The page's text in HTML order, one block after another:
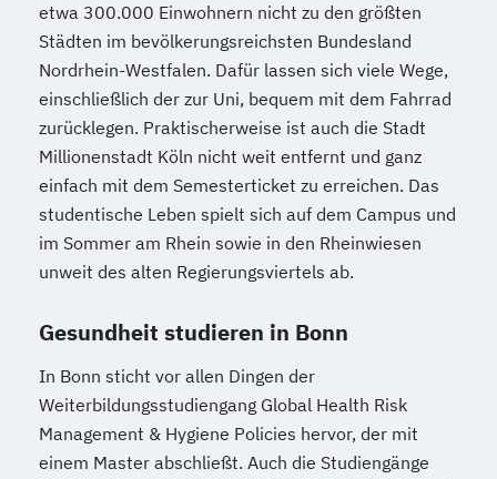
etwa 300.000 Einwohnern nicht zu den größten
Städten im bevölkerungsreichsten Bundesland
Nordrhein-Westfalen. Dafür lassen sich viele Wege,
einschließlich der zur Uni, bequem mit dem Fahrrad
zurücklegen. Praktischerweise ist auch die Stadt
Millionenstadt Köln nicht weit entfernt und ganz
einfach mit dem Semesterticket zu erreichen. Das
studentische Leben spielt sich auf dem Campus und
im Sommer am Rhein sowie in den Rheinwiesen
unweit des alten Regierungsviertels ab.
Gesundheit studieren in Bonn
In Bonn sticht vor allen Dingen der
Weiterbildungsstudiengang Global Health Risk
Management & Hygiene Policies hervor, der mit
einem Master abschließt. Auch die Studiengänge